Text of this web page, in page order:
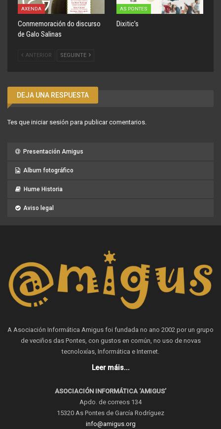
AXENDA
Conmemoración do discurso
de Galo Salinas
AS PONTES
Dixitic’s
ANTERIOR SEGUINTE
DEJA UNA RESPUESTA
Tes que iniciar sesión para publicar comentarios.
Presentación Amigus
Album fotográfico
Hume Historia
Aviso legal
A Asociación Informática Amigus foi fundada no ano 2002 por un grupo
de veciños das Pontes, con gustos en común, no uso de novas
tecnoloxías, Informática e Internet.
Leer máis...
ASOCIACIÓN INFORMÁTICA ‘AMIGUS’
Apdo. de correos 134
15320 As Pontes de García Rodríguez
info@amigus.org